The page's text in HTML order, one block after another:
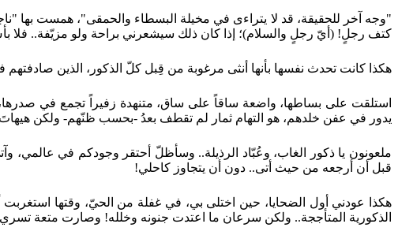
"وجه آخر للحقيقة، قد لا يتراءى في مخيلة البسطاء والحمقى"، همست بها
كتف رجلٍ! (أيّ رجلٍ والسلام)؛ إذا كان ذلك سيشعرني براحة ولو مزيّفة.. فلا
هكذا كانت تحدث نفسها بأنها أنثى مرغوبة من قِبل كلّ الذكور، الذين صادفتهم
استلقت على بساطها، واضعة ساقاً على ساق، متنهدة زفيراً تجمع في
يدور في عفن خلدهم، هو التهام ثمار لم تقطف بعدُ -بحسب ظنّهم- ولكن
ملعونون يا ذكور الغاب، وعُبّاد الرذيلة.. وسأظلّ أحتقر وجودكم في
قبل أن أرجعه من حيث أتى.. دون أن يتجاوز كاحلي!
هكذا عودني أول الضحايا، حين اختلى بي، في غفلة من الحيّ، وقتها استغربت
الذكورية المتأججة.. ولكن سرعان ما اعتدت جنونه وخلله! وصارت متعة